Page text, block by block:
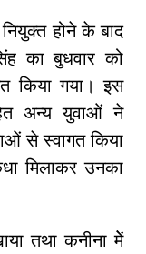
होने के बाद
का बुधवार को
किया गया। इस
अन्य युवाओं ने
से स्वागत किया
मिलाकर उनका
तथा कनीना मेें